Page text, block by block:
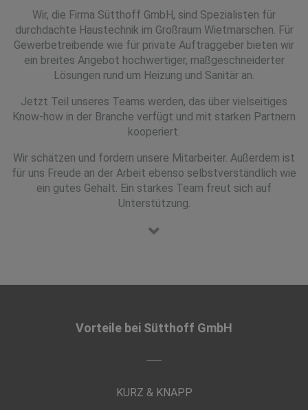
Wir, die Firma Sütthoff GmbH, sind Spezialisten für
durchdachte Haustechnik im Großraum Wietmarschen. Für
Gewerbetreibende wie für private Auftraggeber bieten wir
ein breites Angebot hochwertiger, maßgeschneiderter
Lösungen rund um Heizung und Sanitär an.
Jetzt Teil unseres Teams werden, das über vielseitiges
Know-how in der Branche verfügt und mit starken Partnern
kooperiert.
Wir schätzen und fordern unsere Mitarbeiter. Außerdem ist
für uns Freude an der Arbeit ebenso selbstverständlich wie
ein gutes Gehalt. Ein starkes Team freut sich auf
Unterstützung.
Vorteile bei Sütthoff GmbH
KURZ & KNAPP